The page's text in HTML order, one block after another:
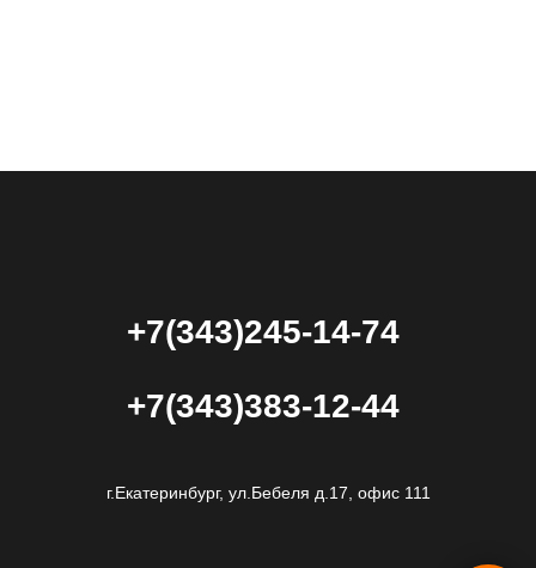
+7(343)245-14-74
+7(343)383-12-44
г.Екатеринбург, ул.Бебеля д.17, офис 111